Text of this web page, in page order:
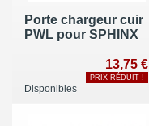
Porte chargeur cuir
PWL pour SPHINX
13,75 €
PRIX RÉDUIT !
Disponibles